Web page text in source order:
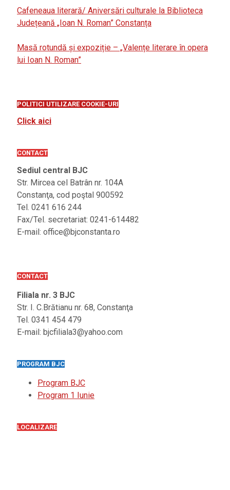
Cafeneaua literară/ Aniversări culturale la Biblioteca
Județeană „Ioan N. Roman” Constanța
Masă rotundă și expoziție – „Valențe literare în opera
lui Ioan N. Roman”
POLITICI UTILIZARE COOKIE-URI
Click aici
CONTACT
Sediul central BJC
Str. Mircea cel Batrân nr. 104A
Constanţa, cod poştal 900592
Tel. 0241 616 244
Fax/Tel. secretariat: 0241-614482
E-mail: office@bjconstanta.ro
CONTACT
Filiala nr. 3 BJC
Str. I. C.Brătianu nr. 68, Constanţa
Tel. 0341 454 479
E-mail: bjcfiliala3@yahoo.com
PROGRAM BJC
Program BJC
Program 1 Iunie
LOCALIZARE